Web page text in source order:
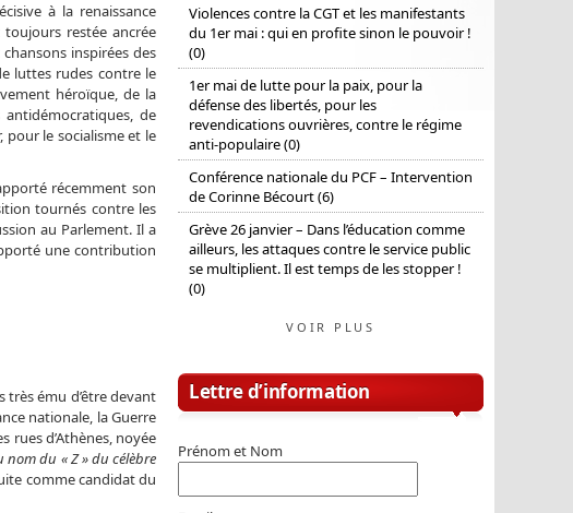
à la renaissance
restée ancrée
inspirées des
luttes rudes contre le
héroïque, de la
de
pour le socialisme et le
récemment son
tournés contre les
au Parlement. Il a
une contribution
très ému d’être devant
nationale, la Guerre
rues d’Athènes, noyée
nom du « Z » du célèbre
comme candidat du
Violences contre la CGT et les manifestants
du 1er mai : qui en profite sinon le pouvoir !
(0)
1er mai de lutte pour la paix, pour la
défense des libertés, pour les
revendications ouvrières, contre le régime
anti-populaire (0)
Conférence nationale du PCF – Intervention
de Corinne Bécourt (6)
Grève 26 janvier – Dans l’éducation comme
ailleurs, les attaques contre le service public
se multiplient. Il est temps de les stopper !
(0)
VOIR PLUS
Lettre d’information
Prénom et Nom